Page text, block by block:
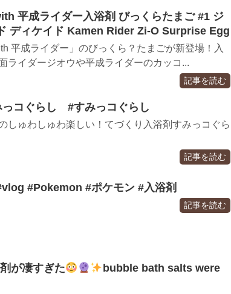
平成ライダー入浴剤 びっくらたまご #1 ジ
ディケイド Kamen Rider Zi-O Surprise Egg
平成ライダー」のびっくら？たまごが新登場！入
ライダージオウや平成ライダーのカッコ...
記事を読む
っコぐらし #すみっコぐらし
しゅわしゅわ楽しい！てづくり入浴剤すみっコぐら
記事を読む
#Pokemon #ポケモン #入浴剤
記事を読む
が凄すぎた
bubble bath salts were